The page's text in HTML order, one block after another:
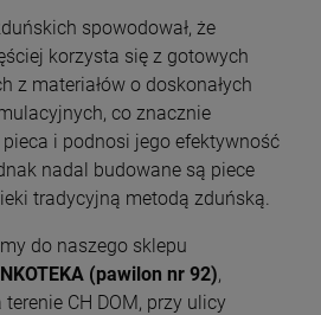
spowodował, że
korzysta się z gotowych
z materiałów o doskonałych
co znacznie
i podnosi jego efektywność
nadal budowane są piece
tradycyjną metodą zduńską.
do naszego sklepu
(pawilon nr 92),
CH DOM, przy ulicy